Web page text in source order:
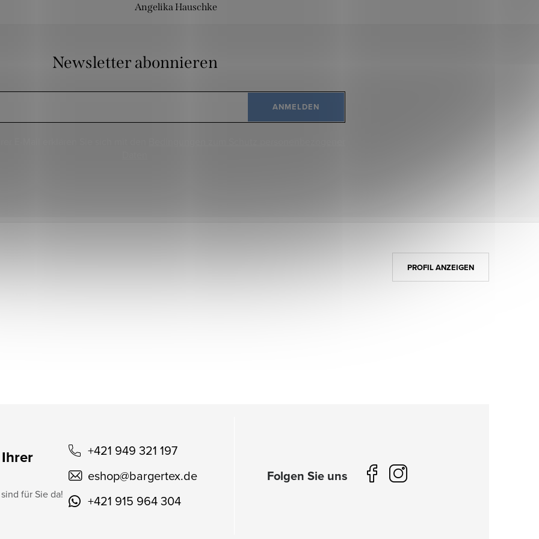
Angelika Hauschke
Newsletter abonnieren
ANMELDEN
für Sie da!
+421 949 321 197
eshop@bargertex.de
+421 915 964 304
PROFIL ANZEIGEN